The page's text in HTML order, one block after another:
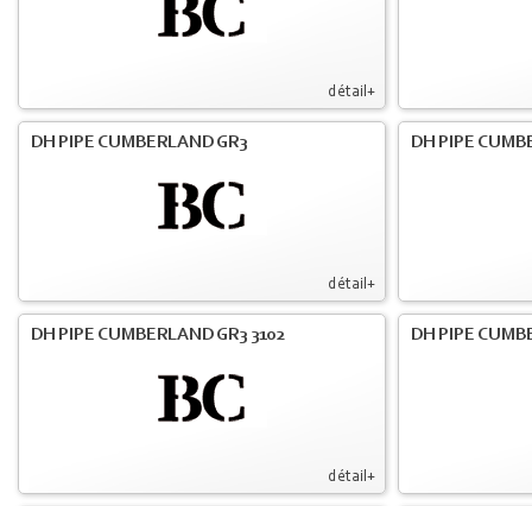
détail+
détail+
DH PIPE CUMBERLAND GR3 DH PIPE
détail+
DH PIPE CUMBERLAND GR3 3102 DH PIPE